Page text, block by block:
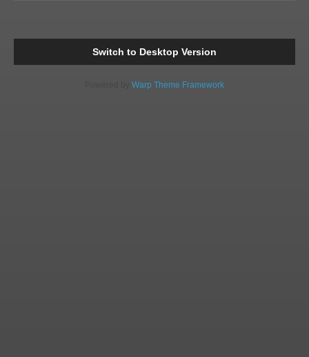
Comments
Switch to Desktop Version
Warp Theme Framework